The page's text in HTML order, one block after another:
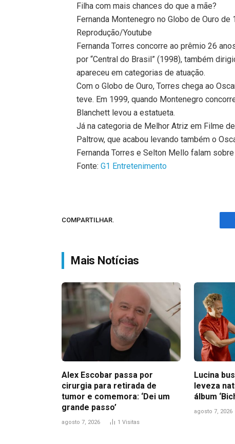
Filha com mais chances do que a mãe?
Fernanda Montenegro no Globo de Ouro
Reprodução/Youtube
Fernanda Torres concorre ao prêmio 26
por “Central do Brasil” (1998), também
apareceu em categorias de atuação.
Com o Globo de Ouro, Torres chega ao
teve. Em 1999, quando Montenegro
Blanchett levou a estatueta.
Já na categoria de Melhor Atriz em Filme
Paltrow, que acabou levando também o
Fernanda Torres e Selton Mello falam sobre
Fonte:G1 Entretenimento
COMPARTILHAR.
Mais Notícias
Alex Escobar passa por
cirurgia para retirada de
tumor e comemora: ‘Dei um
grande passo’
agosto 7, 2026 1 Visitas
Lucina
leveza
álbum
agosto 7, 2026